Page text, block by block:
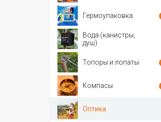
Гермоупаковка
Вода (канистры,
душ)
Топоры и лопаты
Компасы
Оптика